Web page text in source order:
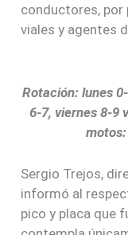
conductores, por
viales y agentes
Rotación: lunes
6-7, viernes 8-9
Sergio Trejos,
informó al
pico y placa que